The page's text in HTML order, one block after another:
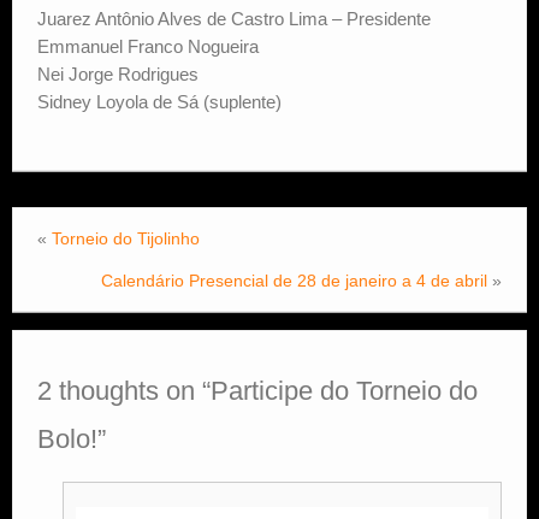
Juarez Antônio Alves de Castro Lima – Presidente
Emmanuel Franco Nogueira
Nei Jorge Rodrigues
Sidney Loyola de Sá (suplente)
« Torneio do Tijolinho
Calendário Presencial de 28 de janeiro a 4 de abril »
2 thoughts on “Participe do Torneio do
Bolo!”